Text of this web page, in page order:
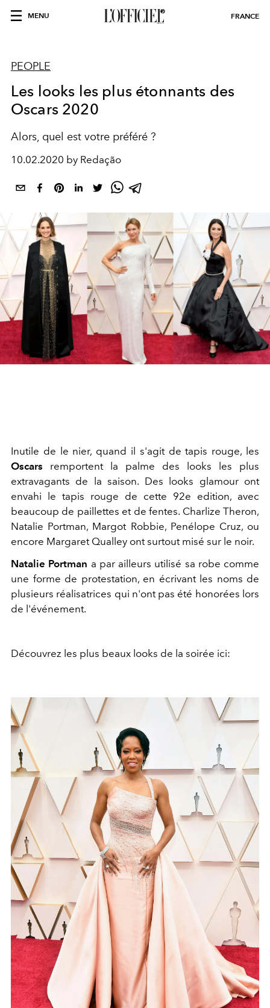
MENU FRANCE
PEOPLE
Les looks les plus étonnants des
Oscars 2020
Alors, quel est votre préféré ?
10.02.2020 by Redação
Inutile de le nier, quand il s'agit de tapis rouge, les
Oscars remportent la palme des looks les plus
extravagants de la saison. Des looks glamour ont
envahi le tapis rouge de cette 92e edition, avec
beaucoup de paillettes et de fentes. Charlize Theron,
Natalie Portman, Margot Robbie, Penélope Cruz, ou
encore Margaret Qualley ont surtout misé sur le noir.
Natalie Portman a par ailleurs utilisé sa robe comme
une forme de protestation, en écrivant les noms de
plusieurs réalisatrices qui n'ont pas été honorées lors
de l'événement.
Découvrez les plus beaux looks de la soirée ici: